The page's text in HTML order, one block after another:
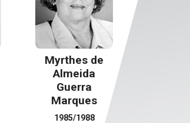
Myrthes de
Almeida
Guerra
Marques
1985/1988